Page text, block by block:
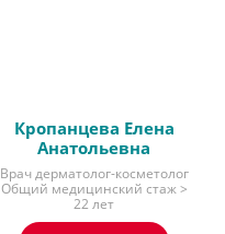
Кропанцева Елена
Анатольевна
Врач дерматолог-косметолог
Общий медицинский стаж >
22 лет